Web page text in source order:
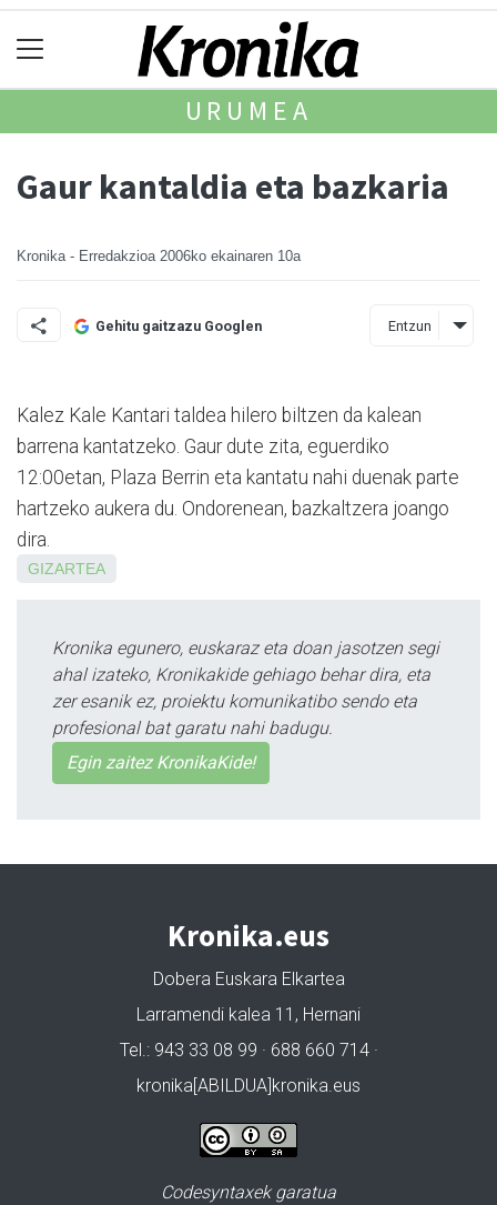
URUMEA
Gaur kantaldia eta bazkaria
Kronika - Erredakzioa 2006ko ekainaren 10a
Gehitu gaitzazu Googlen Entzun
Kalez Kale Kantari taldea hilero biltzen da kalean
barrena kantatzeko. Gaur dute zita, eguerdiko
12:00etan, Plaza Berrin eta kantatu nahi duenak parte
hartzeko aukera du. Ondorenean, bazkaltzera joango
dira.
GIZARTEA
Kronika egunero, euskaraz eta doan jasotzen segi
ahal izateko, Kronikakide gehiago behar dira, eta
zer esanik ez, proiektu komunikatibo sendo eta
profesional bat garatu nahi badugu.
Egin zaitez KronikaKide!
Kronika.eus
Dobera Euskara Elkartea
Larramendi kalea 11, Hernani
Tel.: 943 33 08 99 · 688 660 714 ·
kronika[ABILDUA]kronika.eus
Codesyntaxek garatua